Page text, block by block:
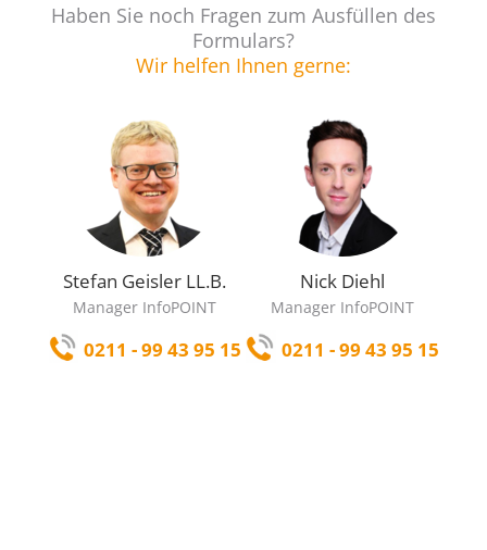
Haben Sie noch Fragen zum Ausfüllen des
Formulars?
Wir helfen Ihnen gerne:
Stefan Geisler LL.B.
Manager InfoPOINT
0211 - 99 43 95 15
Nick Diehl
Manager InfoPOINT
0211 - 99 43 95 15